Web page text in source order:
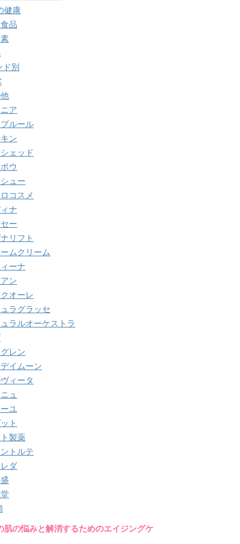
健康
品
ド別
ア
ルール
ン
ェッド
ウ
ュー
コスメ
ナ
ー
リフト
ムクリーム
ーナ
ン
オーレ
ラグラッセ
ラルオーケストラ
レン
イムーン
ヴィータ
ュ
ユ
ト
製薬
トルテ
ダ
肌の悩みと解消するためのエイジングケ